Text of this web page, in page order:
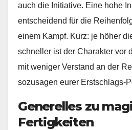
auch die Initiative. Eine hohe
entscheidend für die
einem Kampf. Kurz: je höher
schneller ist der Charakter vor
mit weniger Verstand an der
sozusagen eurer Erstschlags-
Generelles zu
Fertigkeiten